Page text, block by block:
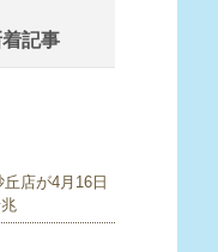
記事
店が4月16日